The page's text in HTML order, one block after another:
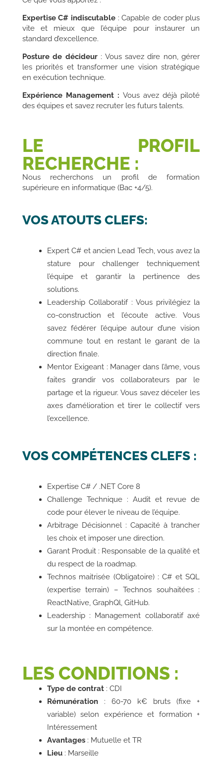
Expertise C# indiscutable : Capable de coder plus
vite et mieux que l’équipe pour instaurer un
standard d’excellence.
Posture de décideur: Vous savez dire non, gérer
les priorités et transformer une vision stratégique
en exécution technique.
Expérience Management : Vous avez déjà piloté
des équipes et savez recruter les futurs talents.
LE PROFIL
RECHERCHE :
Nous recherchons un profil de formation
supérieure en informatique (Bac +4/5).
VOS ATOUTS CLEFS:
Expert C# et ancien Lead Tech, vous avez la
stature pour challenger techniquement
l’équipe et garantir la pertinence des
solutions.
Leadership Collaboratif : Vous privilégiez la
co-construction et l’écoute active. Vous
savez fédérer l’équipe autour d’une vision
commune tout en restant le garant de la
direction finale.
Mentor Exigeant : Manager dans l’âme, vous
faites grandir vos collaborateurs par le
partage et la rigueur. Vous savez déceler les
axes d’amélioration et tirer le collectif vers
l’excellence.
VOS COMPÉTENCES CLEFS :
Expertise C# / .NET Core 8
Challenge Technique : Audit et revue de
code pour élever le niveau de l’équipe.
Arbitrage Décisionnel : Capacité à trancher
les choix et imposer une direction.
Garant Produit : Responsable de la qualité et
du respect de la roadmap.
Technos maitrisée (Obligatoire) : C# et SQL
(expertise terrain) – Technos souhaitées :
ReactNative, GraphQl, GitHub.
Leadership : Management collaboratif axé
sur la montée en compétence.
LES CONDITIONS :
Type de contrat: CDI
Rémunération: 60-70 k€ bruts (fixe +
variable) selon expérience et formation +
Intéressement
Avantages: Mutuelle et TR
Lieu: Marseille